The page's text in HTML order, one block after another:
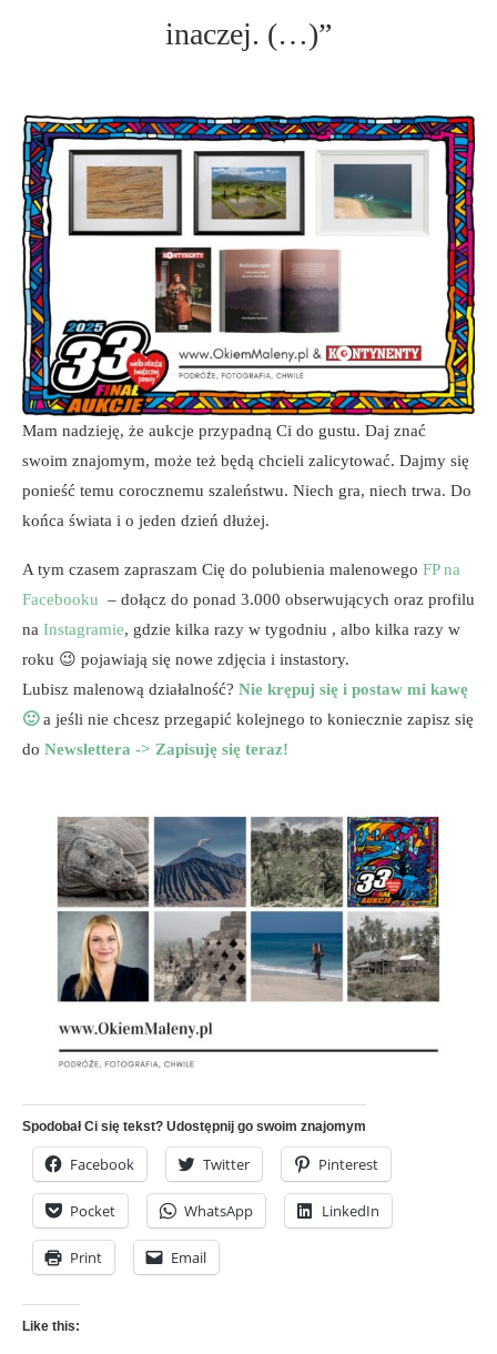
inaczej. (…)”
Mam nadzieję, że aukcje przypadną Ci do gustu. Daj znać
swoim znajomym, może też będą chcieli zalicytować. Dajmy się
ponieść temu corocznemu szaleństwu. Niech gra, niech trwa. Do
końca świata i o jeden dzień dłużej.
A tym czasem zapraszam Cię do polubienia malenowego FP na
Facebooku – dołącz do ponad 3.000 obserwujących oraz profilu
na Instagramie, gdzie kilka razy w tygodniu , albo kilka razy w
roku 😉 pojawiają się nowe zdjęcia i instastory.
Lubisz malenową działalność? Nie krępuj się i postaw mi kawę
🙂 a jeśli nie chcesz przegapić kolejnego to koniecznie zapisz się
do Newslettera -> Zapisuję się teraz!
Spodobał Ci się tekst? Udostępnij go swoim znajomym
Facebook Twitter Pinterest
Pocket WhatsApp LinkedIn
Print Email
Like this: